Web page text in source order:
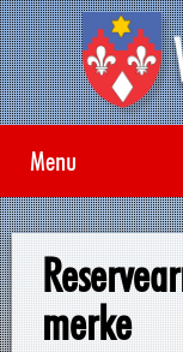
Menu
merke